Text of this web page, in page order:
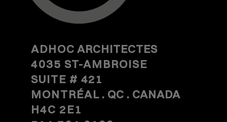
ADHOC ARCHITECTES
4035 ST-AMBROISE
SUITE # 421
MONTRÉAL . QC . CANADA
H4C 2E1